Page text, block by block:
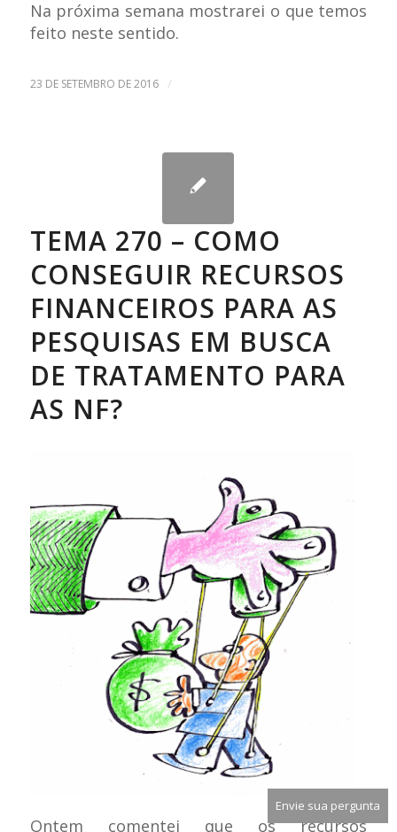
Envie sua pergunta
Na próxima semana mostrarei o que temos
feito neste sentido.
23 DE SETEMBRO DE 2016 /
TEMA 270 – COMO
CONSEGUIR RECURSOS
FINANCEIROS PARA AS
PESQUISAS EM BUSCA
DE TRATAMENTO PARA
AS NF?
Ontem comentei que os recursos